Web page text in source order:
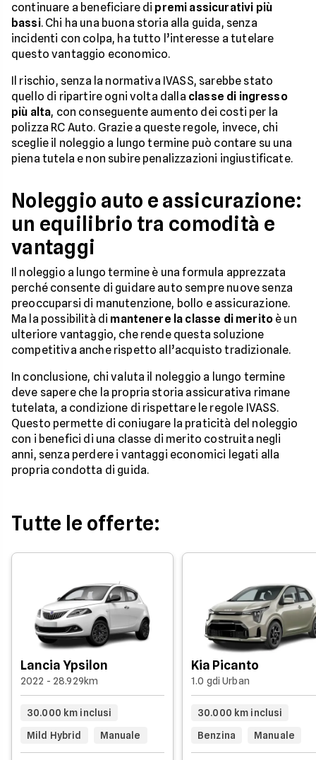
continuare a beneficiare di premi assicurativi più
bassi. Chi ha una buona storia alla guida, senza
incidenti con colpa, ha tutto l’interesse a tutelare
questo vantaggio economico.
Il rischio, senza la normativa IVASS, sarebbe stato
quello di ripartire ogni volta dalla classe di ingresso
più alta, con conseguente aumento dei costi per la
polizza RC Auto. Grazie a queste regole, invece, chi
sceglie il noleggio a lungo termine può contare su una
piena tutela e non subire penalizzazioni ingiustificate.
Noleggio auto e assicurazione:
un equilibrio tra comodità e
vantaggi
Il noleggio a lungo termine è una formula apprezzata
perché consente di guidare auto sempre nuove senza
preoccuparsi di manutenzione, bollo e assicurazione.
Ma la possibilità di mantenere la classe di merito è un
ulteriore vantaggio, che rende questa soluzione
competitiva anche rispetto all’acquisto tradizionale.
In conclusione, chi valuta il noleggio a lungo termine
deve sapere che la propria storia assicurativa rimane
tutelata, a condizione di rispettare le regole IVASS.
Questo permette di coniugare la praticità del noleggio
con i benefici di una classe di merito costruita negli
anni, senza perdere i vantaggi economici legati alla
propria condotta di guida.
Tutte le offerte:
Lancia Ypsilon
2022 - 28.929km
30.000 km inclusi
Mild Hybrid
Manuale
Kia Picanto
1.0 gdi Urban
30.000 km inclusi
Benzina
Manuale